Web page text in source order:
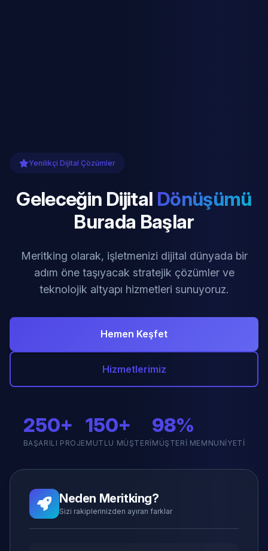
Yenilikçi Dijital Çözümler
Geleceğin Dijital Dönüşümü
Burada Başlar
Meritking olarak, işletmenizi dijital dünyada bir
adım öne taşıyacak stratejik çözümler ve
teknolojik altyapı hizmetleri sunuyoruz.
Hemen Keşfet
Hizmetlerimiz
250+
BAŞARILI PROJE
150+
MUTLU MÜŞTERI
98%
MÜŞTERI MEMNUNIYETI
Neden Meritking?
Sizi rakiplerinizden ayıran farklar